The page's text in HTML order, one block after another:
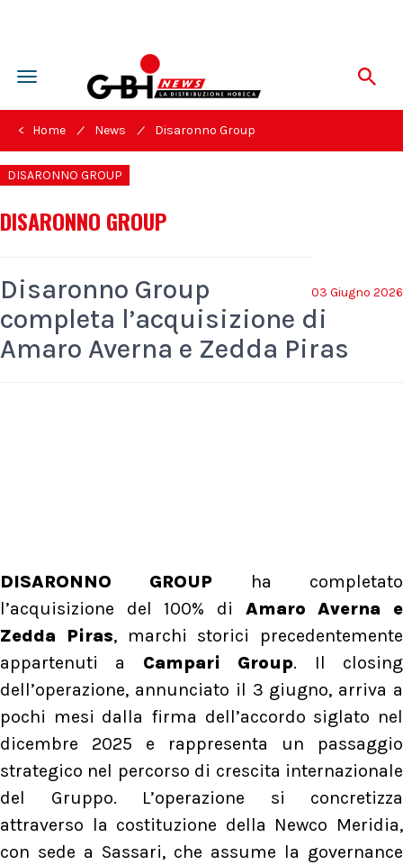
Toggle
navigation
< Home / News / Disaronno Group
DISARONNO GROUP
DISARONNO GROUP
03 Giugno 2026
Disaronno Group
completa l’acquisizione di
Amaro Averna e Zedda Piras
DISARONNO GROUP ha completato
l’acquisizione del 100% di Amaro Averna e
Zedda Piras, marchi storici precedentemente
appartenuti a Campari Group. Il closing
dell’operazione, annunciato il 3 giugno, arriva a
pochi mesi dalla firma dell’accordo siglato nel
dicembre 2025 e rappresenta un passaggio
strategico nel percorso di crescita internazionale
del Gruppo. L’operazione si concretizza
attraverso la costituzione della Newco Meridia,
con sede a Sassari, che assume la governance